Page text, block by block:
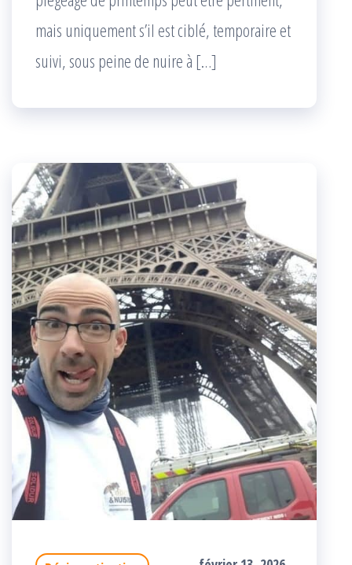
mais uniquement s’il est ciblé, temporaire et
suivi, sous peine de nuire à […]